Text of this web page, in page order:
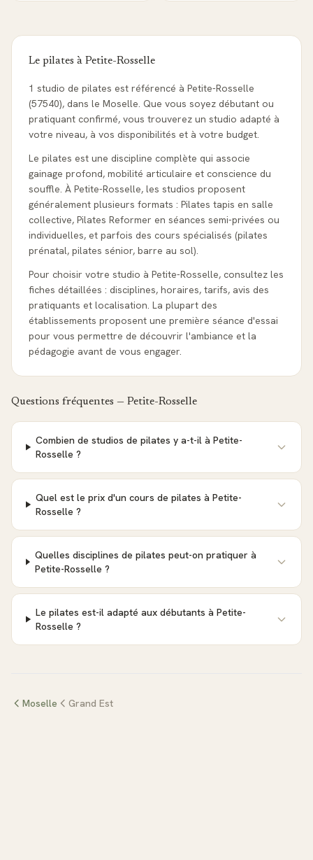
Le pilates à Petite-Rosselle
1 studio de pilates est référencé à Petite-Rosselle
(57540), dans le Moselle. Que vous soyez débutant ou
pratiquant confirmé, vous trouverez un studio adapté à
votre niveau, à vos disponibilités et à votre budget.
Le pilates est une discipline complète qui associe
gainage profond, mobilité articulaire et conscience du
souffle. À Petite-Rosselle, les studios proposent
généralement plusieurs formats : Pilates tapis en salle
collective, Pilates Reformer en séances semi-privées ou
individuelles, et parfois des cours spécialisés (pilates
prénatal, pilates sénior, barre au sol).
Pour choisir votre studio à Petite-Rosselle, consultez les
fiches détaillées : disciplines, horaires, tarifs, avis des
pratiquants et localisation. La plupart des
établissements proposent une première séance d'essai
pour vous permettre de découvrir l'ambiance et la
pédagogie avant de vous engager.
Questions fréquentes — Petite-Rosselle
Combien de studios de pilates y a-t-il à Petite-
Rosselle ?
Quel est le prix d'un cours de pilates à Petite-
Rosselle ?
Quelles disciplines de pilates peut-on pratiquer à
Petite-Rosselle ?
Le pilates est-il adapté aux débutants à Petite-
Rosselle ?
Moselle Grand Est